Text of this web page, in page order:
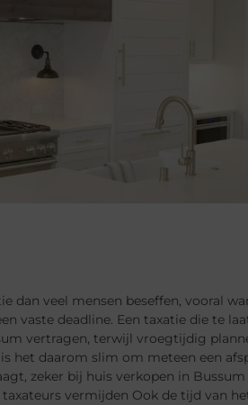
dan veel mensen beseffen, vooral
vaste deadline. Een taxatie die te
vertragen, terwijl vroegtijdig
het daarom slim om meteen een
zeker bij huis verkopen in
vermijden Ook de tijd van